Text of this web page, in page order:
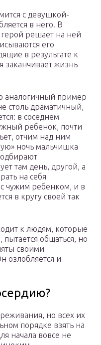
с девушкой-
в него. В
герой решает на ней
его
в результате к
заканчивает жизнь
аналогичный пример
столь драматичный,
в соседнем
ребенок, почти
отчим над ним
ночь мальчишка
там день, другой, а
на себя
с чужим ребенком, и в
в кругу своей так
к людям, которые
общаться, но
своими
озлобляется и
но всех их
порядке взять на
начала вовсе не